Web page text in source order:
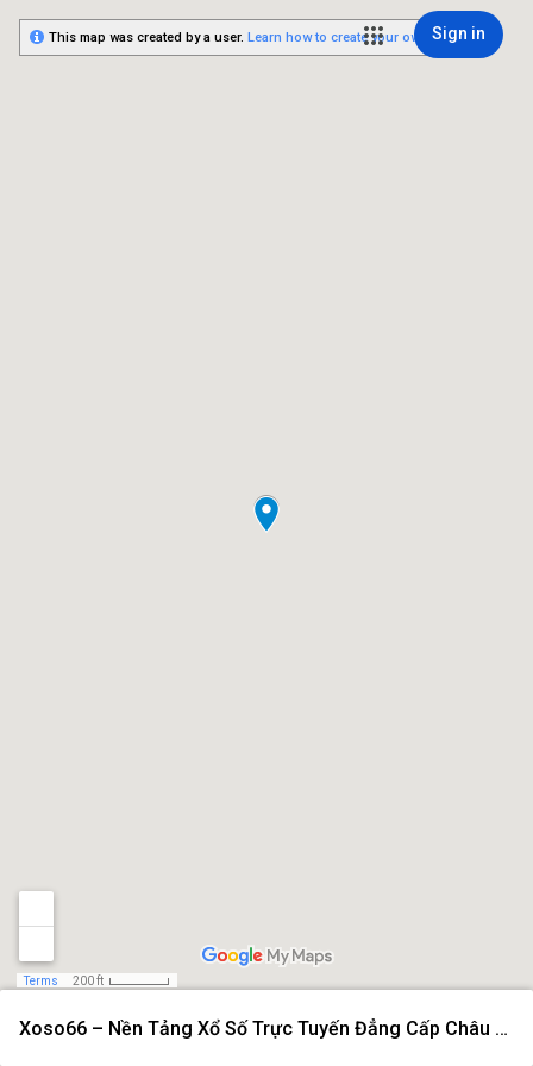
Sign in
Xoso66 – Nền Tảng Xổ Số Trực Tuyến Đẳng Cấp Châu Á Năm 2026
Terms 200 ft
This map was created by a user. Learn how to create your own.